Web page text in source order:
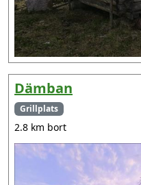
Dämban
Grillplats
2.8 km bort